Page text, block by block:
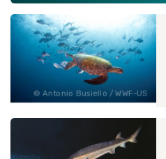
Antonio Busiello / WWF-US